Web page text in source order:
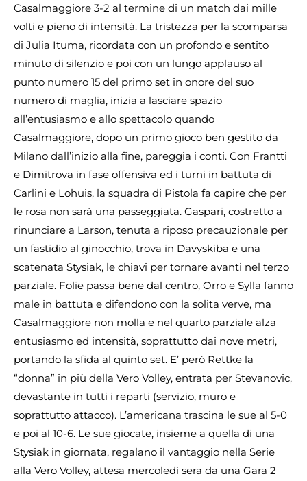
Casalmaggiore 3-2 al termine di un match dai mille
volti e pieno di intensità. La tristezza per la scomparsa
di Julia Ituma, ricordata con un profondo e sentito
minuto di silenzio e poi con un lungo applauso al
punto numero 15 del primo set in onore del suo
numero di maglia, inizia a lasciare spazio
all’entusiasmo e allo spettacolo quando
Casalmaggiore, dopo un primo gioco ben gestito da
Milano dall’inizio alla fine, pareggia i conti. Con Frantti
e Dimitrova in fase offensiva ed i turni in battuta di
Carlini e Lohuis, la squadra di Pistola fa capire che per
le rosa non sarà una passeggiata. Gaspari, costretto a
rinunciare a Larson, tenuta a riposo precauzionale per
un fastidio al ginocchio, trova in Davyskiba e una
scatenata Stysiak, le chiavi per tornare avanti nel terzo
parziale. Folie passa bene dal centro, Orro e Sylla fanno
male in battuta e difendono con la solita verve, ma
Casalmaggiore non molla e nel quarto parziale alza
entusiasmo ed intensità, soprattutto dai nove metri,
portando la sfida al quinto set. E’ però Rettke la
“donna” in più della Vero Volley, entrata per Stevanovic,
devastante in tutti i reparti (servizio, muro e
soprattutto attacco). L’americana trascina le sue al 5-0
e poi al 10-6. Le sue giocate, insieme a quella di una
Stysiak in giornata, regalano il vantaggio nella Serie
alla Vero Volley, attesa mercoledì sera da una Gara 2